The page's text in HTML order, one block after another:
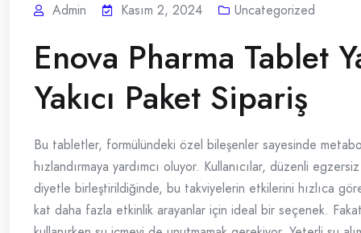
Admin Kasım 2, 2024 Uncategorized
Enova Pharma Tablet
Yakıcı Paket Sipariş
Bu tabletler, formülündeki özel bileşenler sayesinde
hızlandırmaya yardımcı oluyor. Kullanıcılar, düzenli
diyetle birleştirildiğinde, bu takviyelerin etkilerini hızlıca
kat daha fazla etkinlik arayanlar için ideal bir seçenek.